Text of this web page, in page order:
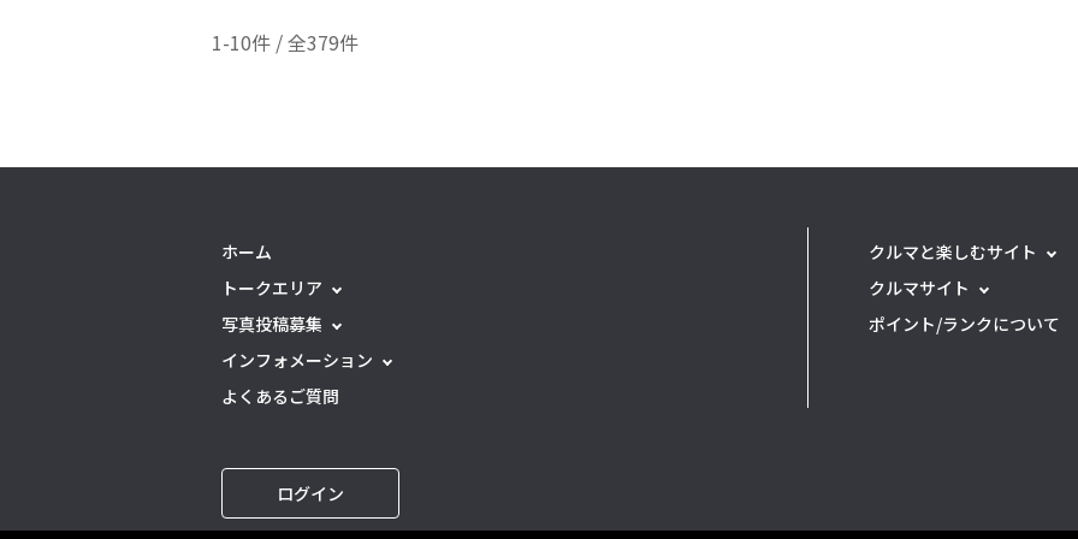
1-10件 / 全379件
ホーム
トークエリア
写真投稿募集
インフォメーション
よくあるご質問
クルマと楽しむサイト
クルマサイト
ポイント/ランクについて
ログイン